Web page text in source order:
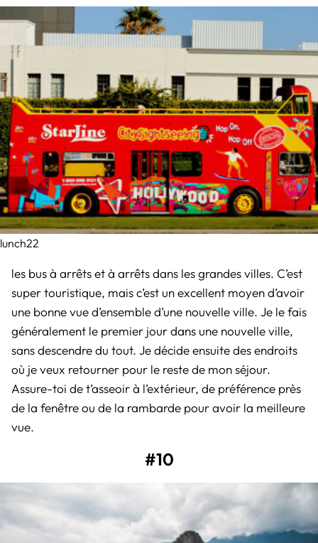
lunch22
les bus à arrêts et à arrêts dans les grandes villes. C’est
super touristique, mais c’est un excellent moyen d’avoir
une bonne vue d’ensemble d’une nouvelle ville. Je le fais
généralement le premier jour dans une nouvelle ville,
sans descendre du tout. Je décide ensuite des endroits
où je veux retourner pour le reste de mon séjour.
Assure-toi de t’asseoir à l’extérieur, de préférence près
de la fenêtre ou de la rambarde pour avoir la meilleure
vue.
#10